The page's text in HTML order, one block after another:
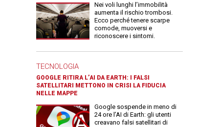
Nei voli lunghi l’immobilità
aumenta il rischio trombosi.
Ecco perché tenere scarpe
comode, muoversi e
riconoscere i sintomi.
TECNOLOGIA
GOOGLE RITIRA L’AI DA EARTH: I FALSI
SATELLITARI METTONO IN CRISI LA FIDUCIA
NELLE MAPPE
Google sospende in meno di
24 ore l’AI di Earth: gli utenti
creavano falsi satellitari di